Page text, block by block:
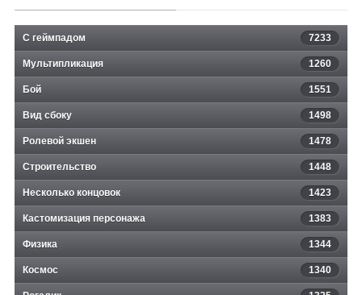
С геймпадом 7233
Мультипликация 1260
Бой 1551
Вид сбоку 1498
Ролевой экшен 1478
Строительство 1448
Несколько концовок 1423
Кастомизация персонажа 1383
Физика 1344
Космос 1340